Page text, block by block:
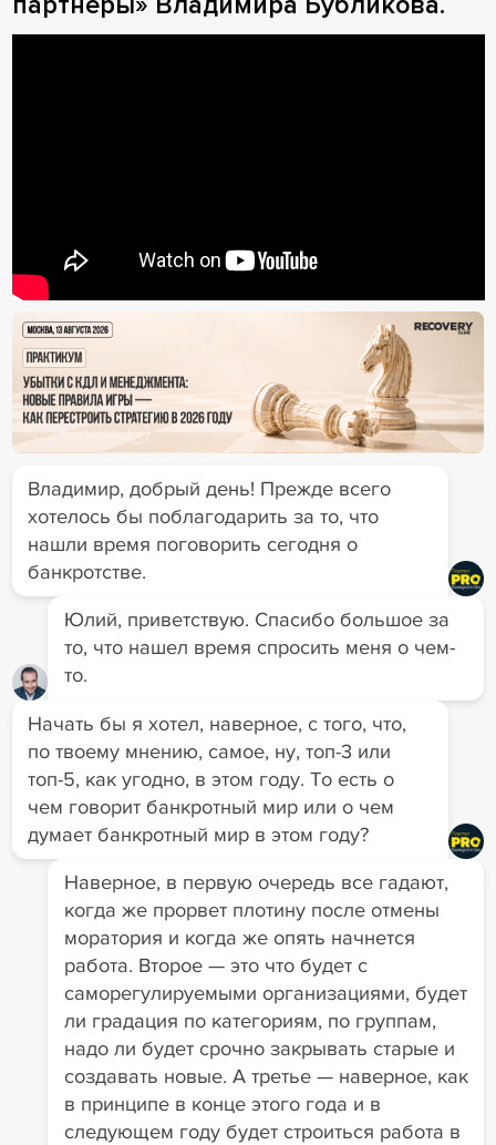
18+ Реклама
Владимир, добрый день! Прежде всего
хотелось бы поблагодарить за то, что
нашли время поговорить сегодня о
банкротстве.
Юлий, приветствую. Спасибо большое за
то, что нашел время спросить меня о чем-
то.
Начать бы я хотел, наверное, с того, что,
по твоему мнению, самое, ну, топ-3 или
топ-5, как угодно, в этом году. То есть о
чем говорит банкротный мир или о чем
думает банкротный мир в этом году?
Наверное, в первую очередь все гадают,
когда же прорвет плотину после отмены
моратория и когда же опять начнется
работа. Второе — это что будет с
саморегулируемыми организациями, будет
ли градация по категориям, по группам,
надо ли будет срочно закрывать старые и
создавать новые. А третье — наверное, как
в принципе в конце этого года и в
следующем году будет строиться работа в